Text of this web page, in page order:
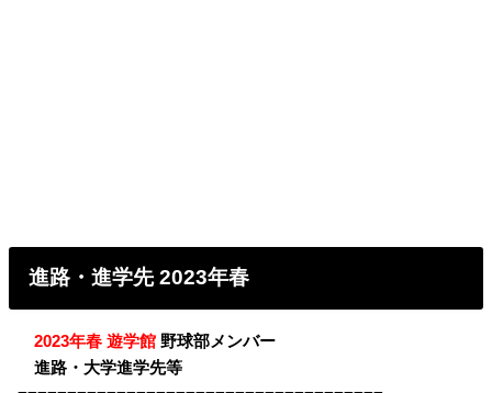
進路・進学先 2023年春
・2023年春 遊学館 野球部メンバー
・進路・大学進学先等